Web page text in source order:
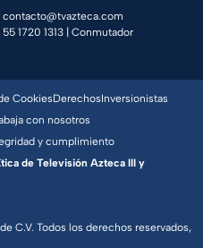
contacto@tvazteca.com
55 1720 1313 | Conmutador
C.V. Todos los derechos reservados,
CookiesDerechosInversionistas
con nosotros
y cumplimiento
de Televisión Azteca III y